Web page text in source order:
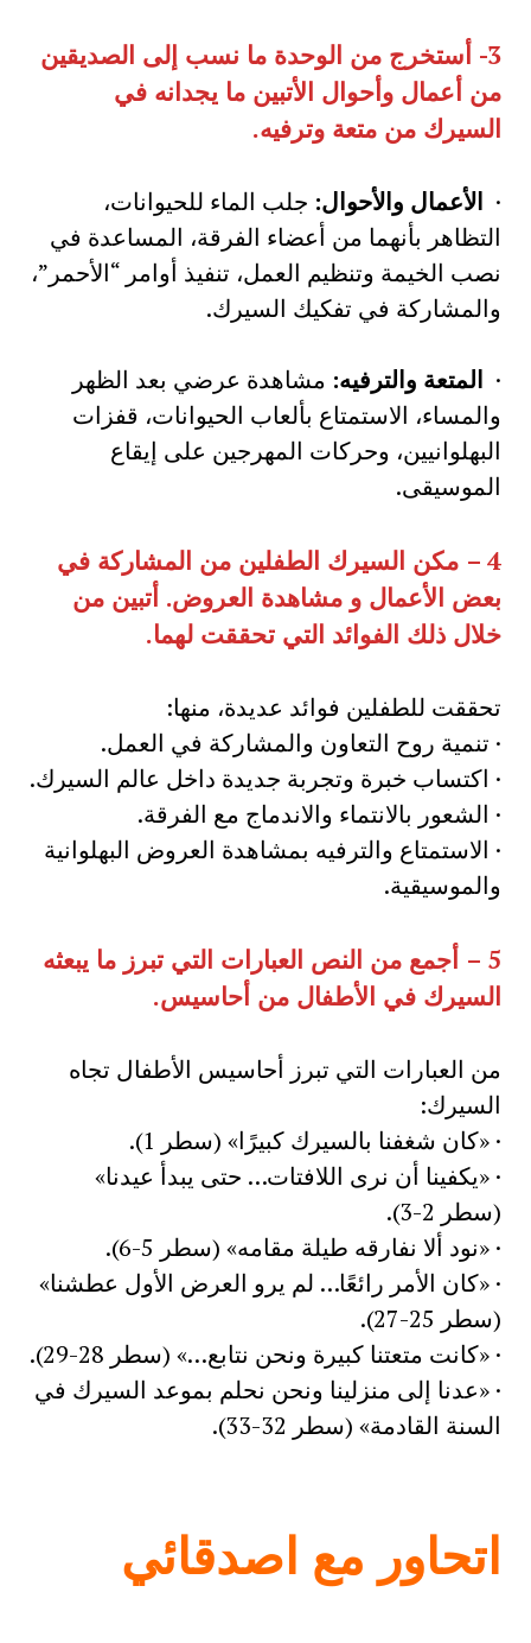
3- أستخرج من الوحدة ما نسب إلى الصديقين
من أعمال وأحوال الأتبين ما يجدانه في
السيرك من متعة وترفيه.
· الأعمال والأحوال: جلب الماء للحيوانات،
التظاهر بأنهما من أعضاء الفرقة، المساعدة في
نصب الخيمة وتنظيم العمل، تنفيذ أوامر “الأحمر”،
والمشاركة في تفكيك السيرك.
· المتعة والترفيه: مشاهدة عرضي بعد الظهر
والمساء، الاستمتاع بألعاب الحيوانات، قفزات
البهلوانيين، وحركات المهرجين على إيقاع
الموسيقى.
4 –
مكن السيرك الطفلين من المشاركة في
بعض الأعمال و مشاهدة العروض. أتبين من
خلال ذلك الفوائد التي تحققت لهما.
تحققت للطفلين فوائد عديدة، منها:
· تنمية روح التعاون والمشاركة في العمل.
· اكتساب خبرة وتجربة جديدة داخل عالم السيرك.
· الشعور بالانتماء والاندماج مع الفرقة.
· الاستمتاع والترفيه بمشاهدة العروض البهلوانية
والموسيقية.
5 –
أجمع من النص العبارات التي تبرز ما يبعثه
السيرك في الأطفال من أحاسيس.
من العبارات التي تبرز أحاسيس الأطفال تجاه
السيرك:
· «كان شغفنا بالسيرك كبيرًا» (سطر 1).
· «يكفينا أن نرى اللافتات… حتى يبدأ عيدنا»
(سطر 2-3).
· «نود ألا نفارقه طيلة مقامه» (سطر 5-6).
· «كان الأمر رائعًا… لم يرو العرض الأول عطشنا»
(سطر 25-27).
· «كانت متعتنا كبيرة ونحن نتابع…» (سطر 28-29).
· «عدنا إلى منزلينا ونحن نحلم بموعد السيرك في
السنة القادمة» (سطر 32-33).
اتحاور مع اصدقائي